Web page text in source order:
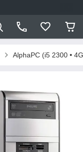
AlphaPC (i5 2300 •